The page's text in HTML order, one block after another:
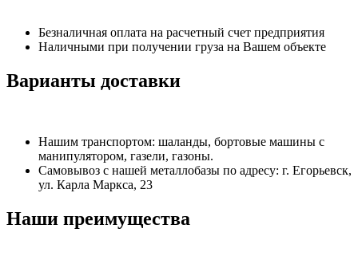
Безналичная оплата на расчетный счет предприятия
Наличными при получении груза на Вашем объекте
Варианты доставки
Нашим транспортом: шаланды, бортовые машины с
манипулятором, газели, газоны.
Самовывоз с нашей металлобазы по адресу: г. Егорьевск,
ул. Карла Маркса, 23
Наши преимущества